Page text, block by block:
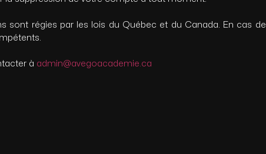
sont régies par les lois du Québec et du Canada. En cas de
à admin@avegoacademie.ca